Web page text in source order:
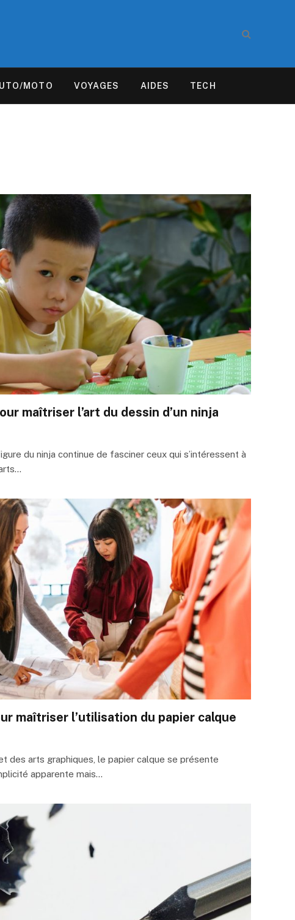
MOTO VOYAGES AIDES TECH
maîtriser l’art du dessin d’un ninja
du ninja continue de fasciner ceux qui s’intéressent à
maîtriser l’utilisation du papier calque
des arts graphiques, le papier calque se présente
apparente mais…